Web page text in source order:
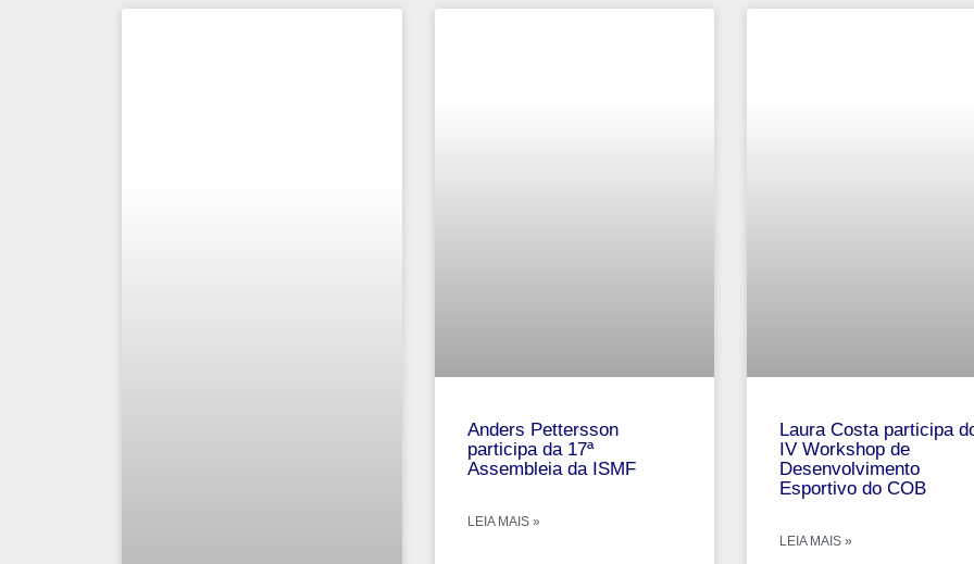
Anders Pettersson
participa da 17ª
Assembleia da ISMF
LEIA MAIS »
Laura Costa participa
IV Workshop de
Desenvolvimento
Esportivo do COB
LEIA MAIS »